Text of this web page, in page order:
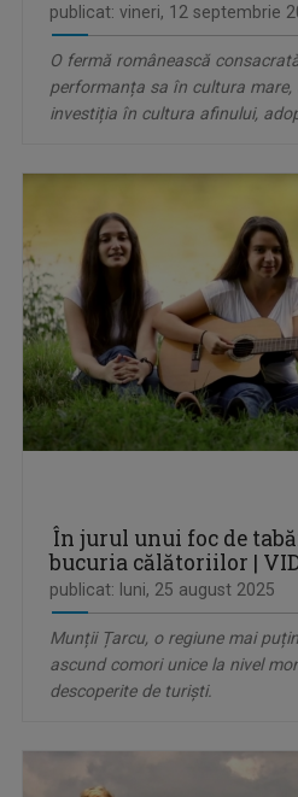
publicat: vineri, 12 septembrie
O fermă românească
performanța sa în cultura
investiția în cultura afinului,
În jurul unui foc de
bucuria călătoriilor |
publicat: luni, 25 august 2025
Munții Țarcu, o regiune mai
ascund comori unice la nivel
descoperite de turiști.